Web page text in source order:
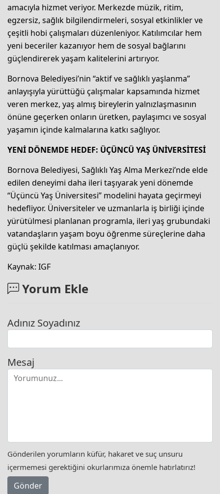
amacıyla hizmet veriyor. Merkezde müzik, ritim,
egzersiz, sağlık bilgilendirmeleri, sosyal etkinlikler ve
çeşitli hobi çalışmaları düzenleniyor. Katılımcılar hem
yeni beceriler kazanıyor hem de sosyal bağlarını
güçlendirerek yaşam kalitelerini artırıyor.
Bornova Belediyesi’nin “aktif ve sağlıklı yaşlanma”
anlayışıyla yürüttüğü çalışmalar kapsamında hizmet
veren merkez, yaş almış bireylerin yalnızlaşmasının
önüne geçerken onların üretken, paylaşımcı ve sosyal
yaşamın içinde kalmalarına katkı sağlıyor.
YENİ DÖNEMDE HEDEF: ÜÇÜNCÜ YAŞ ÜNİVERSİTESİ
Bornova Belediyesi, Sağlıklı Yaş Alma Merkezi’nde elde
edilen deneyimi daha ileri taşıyarak yeni dönemde
“Üçüncü Yaş Üniversitesi” modelini hayata geçirmeyi
hedefliyor. Üniversiteler ve uzmanlarla iş birliği içinde
yürütülmesi planlanan programla, ileri yaş grubundaki
vatandaşların yaşam boyu öğrenme süreçlerine daha
güçlü şekilde katılması amaçlanıyor.
Kaynak: IGF
Yorum Ekle
Adınız Soyadınız
Mesaj
Gönderilen yorumların küfür, hakaret ve suç unsuru
içermemesi gerektiğini okurlarımıza önemle hatırlatırız!
Gönder